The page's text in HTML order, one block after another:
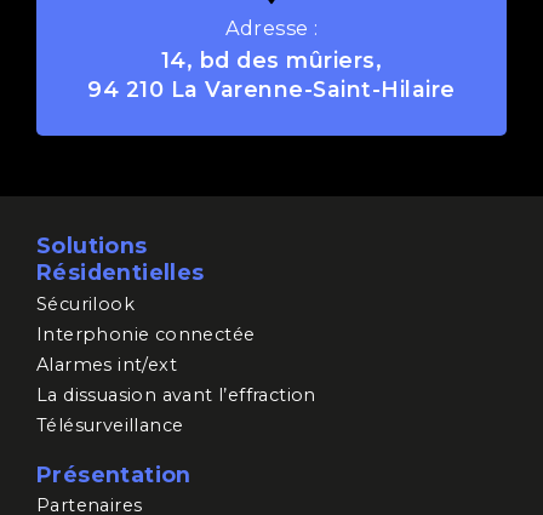
Adresse :
14, bd des mûriers,
94 210 La Varenne-Saint-Hilaire
Solutions
Résidentielles
Sécurilook
Interphonie connectée
Alarmes int/ext
La dissuasion avant l’effraction
Télésurveillance
Présentation
Partenaires